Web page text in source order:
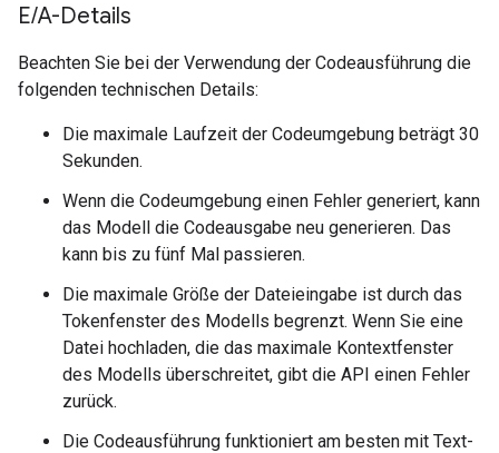
E/A-Details
Beachten Sie bei der Verwendung der Codeausführung die
folgenden technischen Details:
Die maximale Laufzeit der Codeumgebung beträgt 30
Sekunden.
Wenn die Codeumgebung einen Fehler generiert, kann
das Modell die Codeausgabe neu generieren. Das
kann bis zu fünf Mal passieren.
Die maximale Größe der Dateieingabe ist durch das
Tokenfenster des Modells begrenzt. Wenn Sie eine
Datei hochladen, die das maximale Kontextfenster
des Modells überschreitet, gibt die API einen Fehler
zurück.
Die Codeausführung funktioniert am besten mit Text-